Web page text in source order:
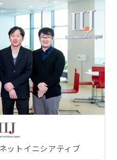
ットイニシアティブ